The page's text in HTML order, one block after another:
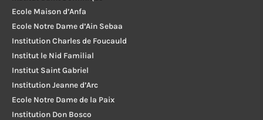
Ecole Maison d’Anfa
Ecole Notre Dame d’Ain Sebaa
Institution Charles de Foucauld
Institut le Nid Familial
Institut Saint Gabriel
Institution Jeanne d’Arc
Ecole Notre Dame de la Paix
Institution Don Bosco